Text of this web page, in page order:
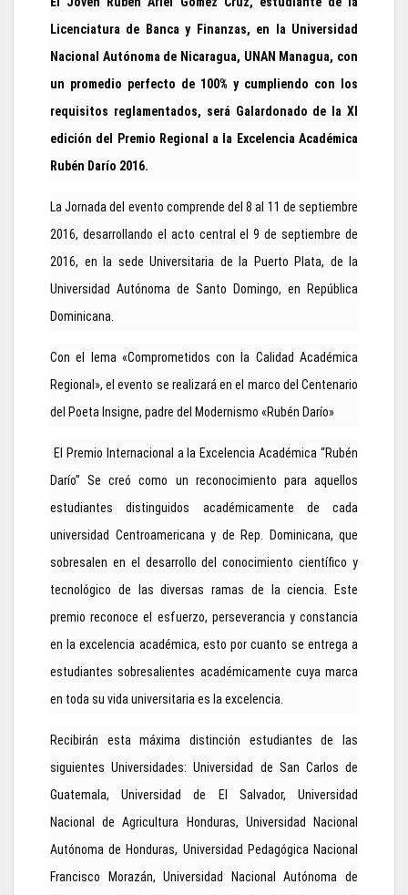
Licenciatura de Banca y Finanzas, en la Universidad
Nacional Autónoma de Nicaragua, UNAN Managua, con
un promedio perfecto de 100% y cumpliendo con los
requisitos reglamentados, será Galardonado de la XI
edición del Premio Regional a la Excelencia Académica
Rubén Darío 2016.
La Jornada del evento comprende del 8 al 11 de septiembre
2016, desarrollando el acto central el 9 de septiembre de
2016, en la sede Universitaria de la Puerto Plata, de la
Universidad Autónoma de Santo Domingo, en República
Dominicana.
Con el lema «Comprometidos con la Calidad Académica
Regional», el evento se realizará en el marco del Centenario
del Poeta Insigne, padre del Modernismo «Rubén Darío»
El Premio Internacional a la Excelencia Académica “Rubén
Darío” Se creó como un reconocimiento para aquellos
estudiantes distinguidos académicamente de cada
universidad Centroamericana y de Rep. Dominicana, que
sobresalen en el desarrollo del conocimiento científico y
tecnológico de las diversas ramas de la ciencia. Este
premio reconoce el esfuerzo, perseverancia y constancia
en la excelencia académica, esto por cuanto se entrega a
estudiantes sobresalientes académicamente cuya marca
en toda su vida universitaria es la excelencia.
Recibirán esta máxima distinción estudiantes de las
siguientes Universidades: Universidad de San Carlos de
Guatemala, Universidad de El Salvador, Universidad
Nacional de Agricultura Honduras, Universidad Nacional
Autónoma de Honduras, Universidad Pedagógica Nacional
Francisco Morazán, Universidad Nacional Autónoma de